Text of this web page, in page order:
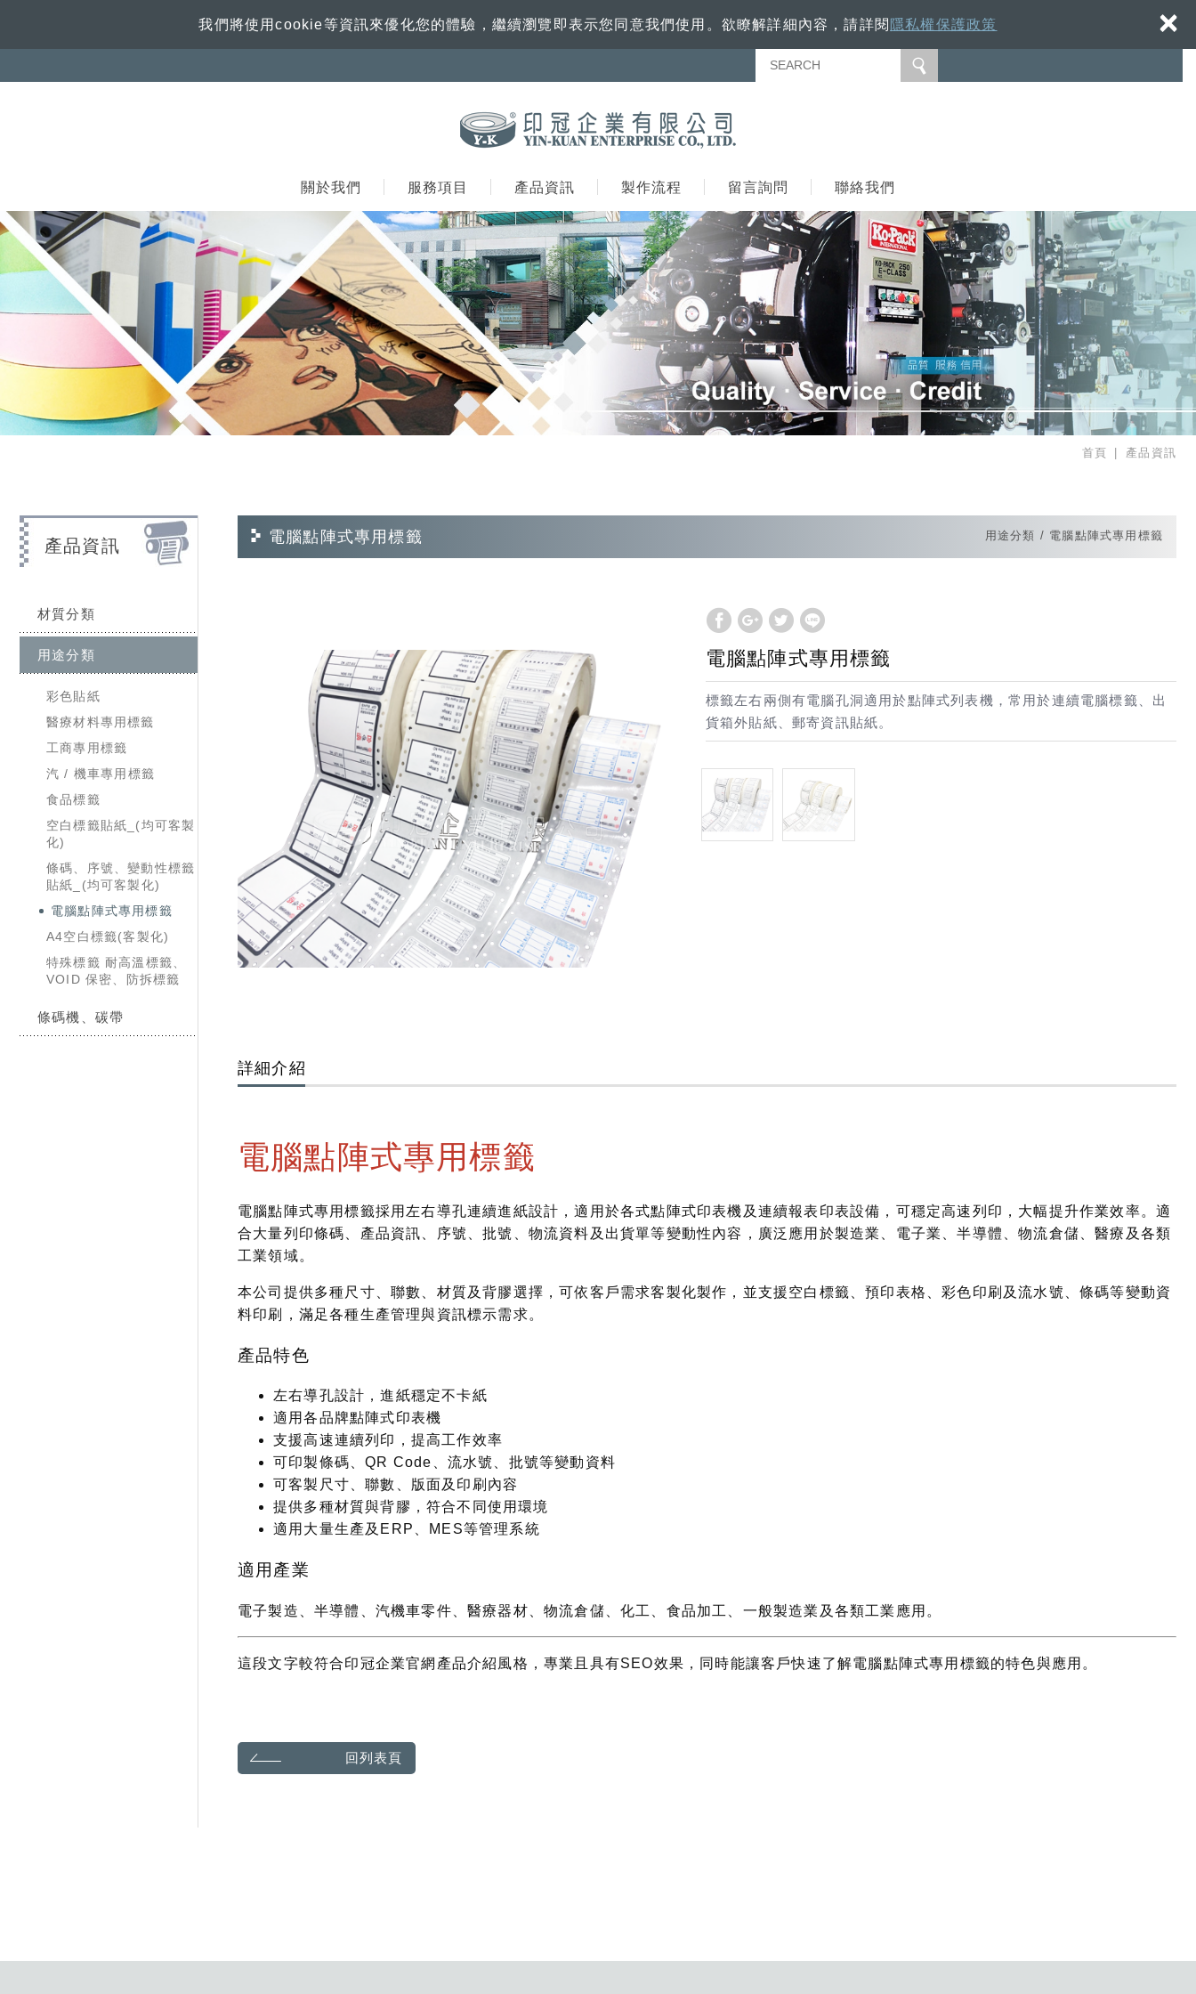
我們將使用cookie等資訊來優化您的體驗，繼續瀏覽即表示您同意我們使用。欲瞭解詳細內容，請詳閱 隱私權保護政策 ×
關於我們 服務項目 產品資訊 製作流程 留言詢問 聯絡我們
首頁 產品資訊
產品資訊
材質分類
用途分類
彩色貼紙
醫療材料專用標籤
工商專用標籤
汽 / 機車專用標籤
食品標籤
空白標籤貼紙_(均可客製
化)
條碼、序號、變動性標籤
貼紙_(均可客製化)
電腦點陣式專用標籤
A4空白標籤(客製化)
特殊標籤 耐高溫標籤、
VOID 保密、防拆標籤
條碼機、碳帶
用途分類 電腦點陣式專用標籤
電腦點陣式專用標籤
電腦點陣式專用標籤
標籤左右兩側有電腦孔洞適用於點陣式列表機，常用於連續電腦標籤、出
貨箱外貼紙、郵寄資訊貼紙。
詳細介紹
電腦點陣式專用標籤
電腦點陣式專用標籤採用 左右導孔連續進紙設計 ，適用於各式點陣式印表機及連續報表印表設備，可穩定高速列印，大幅提升作業效率。適
合大量列印條碼、產品資訊、序號、批號、物流資料及出貨單等變動性內容，廣泛應用於製造業、電子業、半導體、物流倉儲、醫療及各類
工業領域。
本公司提供多種尺寸、聯數、材質及背膠選擇，可依客戶需求客製化製作，並支援空白標籤、預印表格、彩色印刷及流水號、條碼等變動資
料印刷，滿足各種生產管理與資訊標示需求。
產品特色
左右導孔設計，進紙穩定不卡紙
適用各品牌點陣式印表機
支援高速連續列印，提高工作效率
可印製條碼、QR Code、流水號、批號等變動資料
可客製尺寸、聯數、版面及印刷內容
提供多種材質與背膠，符合不同使用環境
適用大量生產及ERP、MES等管理系統
適用產業
電子製造、半導體、汽機車零件、醫療器材、物流倉儲、化工、食品加工、一般製造業及各類工業應用。
這段文字較符合印冠企業官網產品介紹風格，專業且具有SEO效果，同時能讓客戶快速了解電腦點陣式專用標籤的特色與應用。
回列表頁